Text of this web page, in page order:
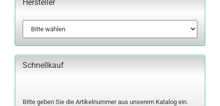
Hersteller
Schnellkauf
BITTE
Bitte geben Sie die Artikelnummer aus unserem Katalog ein.